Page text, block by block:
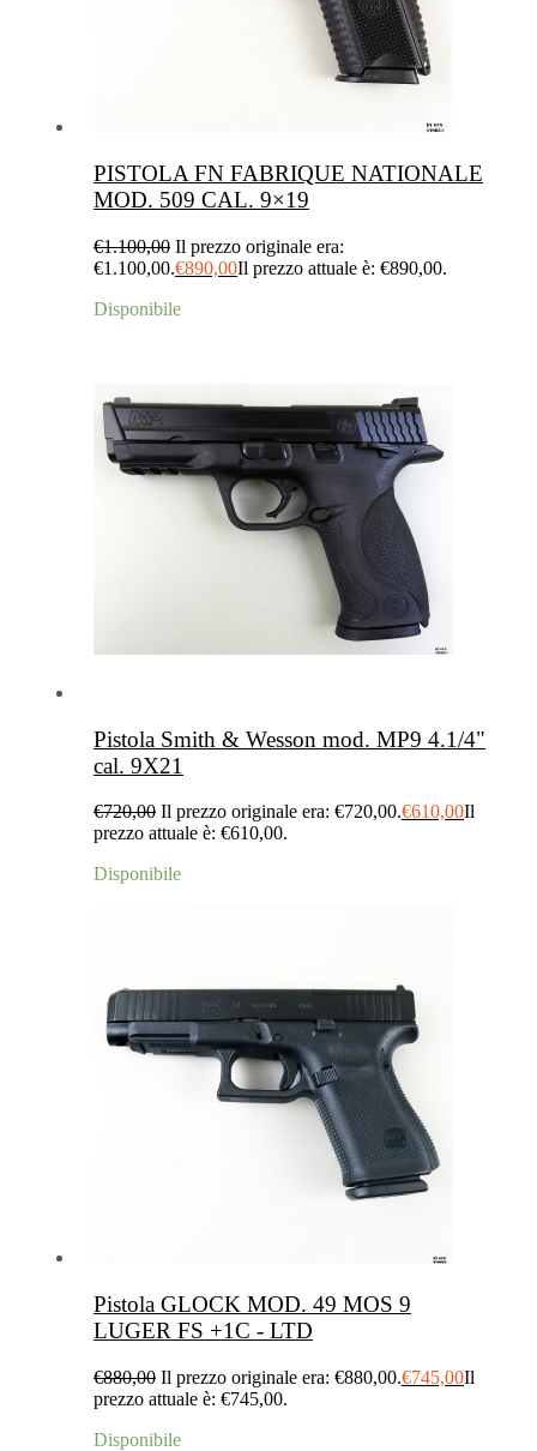
PISTOLA FN FABRIQUE NATIONALE
MOD. 509 CAL. 9×19
€1.100,00 Il prezzo originale era:
€1.100,00.€890,00Il prezzo attuale è: €890,00.
Disponibile
Pistola Smith & Wesson mod. MP9 4.1/4"
cal. 9X21
€720,00 Il prezzo originale era: €720,00.€610,00Il
prezzo attuale è: €610,00.
Disponibile
Pistola GLOCK MOD. 49 MOS 9
LUGER FS +1C - LTD
€880,00 Il prezzo originale era: €880,00.€745,00Il
prezzo attuale è: €745,00.
Disponibile